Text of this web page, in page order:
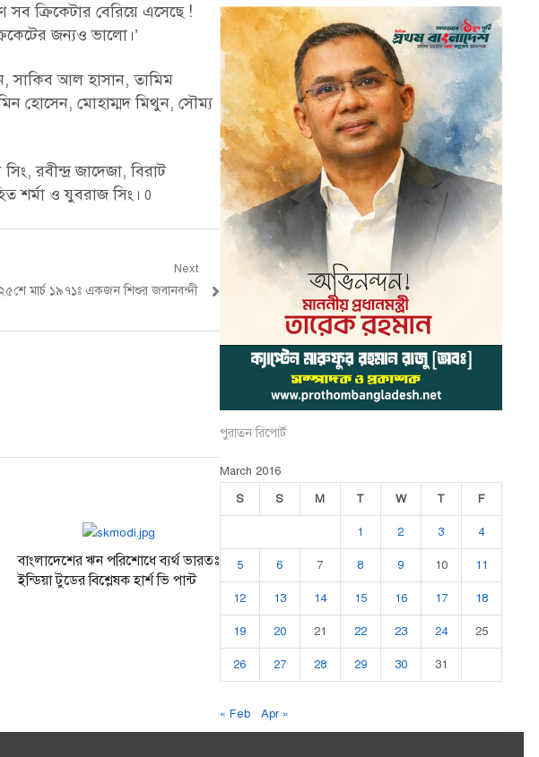
ক্রিকেটার বেরিয়ে এসেছে !
জন্যও ভালো।’
সাকিব আল হাসান, তামিম
হোসেন, মোহাম্মদ মিথুন, সৌম্য
রবীন্দ্র জাদেজা, বিরাট
শর্মা ও যুবরাজ সিং। 0
Next
মার্চ ১৯৭১ঃ একজন শিশুর জবানবন্দী
বাংলাদেশের ঋন পরিশোধে ব্যর্থ ভারতঃ
ইন্ডিয়া টুডের বিশ্লেষক হার্শ ভি পান্ট
পুরাতন রিপোর্ট
March 2016
S
S M T W T F
1 2 3 4
5 6 7 8 9 10 11
12 13 14 15 16 17 18
19 20 21 22 23 24 25
26 27 28 29 30 31
« Feb Apr »